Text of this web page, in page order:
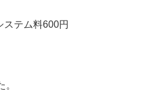
ステム料600円